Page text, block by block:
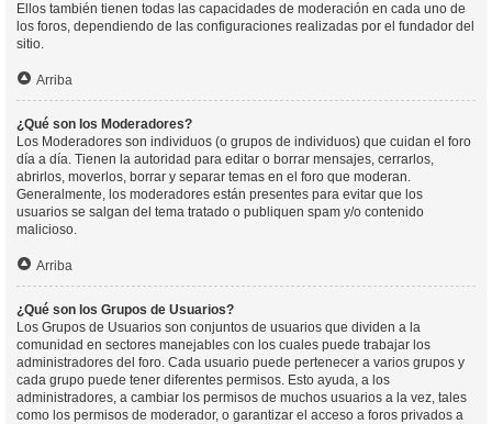
Ellos también tienen todas las capacidades de moderación en cada uno de
los foros, dependiendo de las configuraciones realizadas por el fundador del
sitio.
Arriba
¿Qué son los Moderadores?
Los Moderadores son individuos (o grupos de individuos) que cuidan el foro
día a día. Tienen la autoridad para editar o borrar mensajes, cerrarlos,
abrirlos, moverlos, borrar y separar temas en el foro que moderan.
Generalmente, los moderadores están presentes para evitar que los
usuarios se salgan del tema tratado o publiquen spam y/o contenido
malicioso.
Arriba
¿Qué son los Grupos de Usuarios?
Los Grupos de Usuarios son conjuntos de usuarios que dividen a la
comunidad en sectores manejables con los cuales puede trabajar los
administradores del foro. Cada usuario puede pertenecer a varios grupos y
cada grupo puede tener diferentes permisos. Esto ayuda, a los
administradores, a cambiar los permisos de muchos usuarios a la vez, tales
como los permisos de moderador, o garantizar el acceso a foros privados a